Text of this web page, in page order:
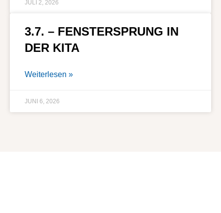
JULI 2, 2026
3.7. – FENSTERSPRUNG IN
DER KITA
Weiterlesen »
JUNI 6, 2026